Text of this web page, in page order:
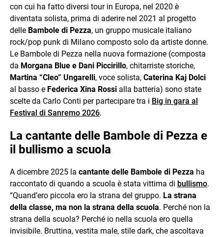
con cui ha fatto diversi tour in Europa, nel 2020 è
diventata solista, prima di aderire nel 2021 al progetto
delle Bambole di Pezza, un gruppo musicale italiano
rock/pop punk di Milano composto solo da artiste donne.
Le Bambole di Pezza nella nuova formazione (composta
da Morgana Blue e Dani Piccirillo, chitarriste storiche,
Martina “Cleo” Ungarelli, voce solista, Caterina Kaj Dolci
al basso e Federica Xina Rossi alla batteria) sono state
scelte da Carlo Conti per partecipare tra i Big in gara al
Festival di Sanremo 2026.
La cantante delle Bambole di Pezza e
il bullismo a scuola
A dicembre 2025 la cantante delle Bambole di Pezza ha
raccontato di quando a scuola è stata vittima di bullismo.
“Quand’ero piccola ero la strana del gruppo. La strana
della classe, ma non la strana della scuola. Perché non la
strana della scuola? Perché io nella scuola ero quella
invisibile. Bruttina, vestita male, stile dark, che ascoltava